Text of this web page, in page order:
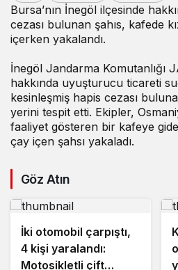
Bursa’nın İnegöl ilçesinde
cezası bulunan şahıs, kafede
içerken yakalandı.
İnegöl Jandarma Komutanlığı
hakkında uyuşturucu ticareti
kesinleşmiş hapis cezası
yerini tespit etti. Ekipler,
faaliyet gösteren bir kafeye
çay içen şahsı yakaladı.
Göz Atın
İki otomobil çarpıştı,
4 kişi yaralandı:
Motosikletli çift